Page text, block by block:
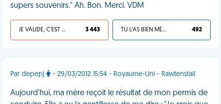
supers souvenirs." Ah. Bon. Merci. VDM
JE VALIDE, C'EST UNE VDM 3 443 TU L'AS BIEN MÉRITÉ 492
Par depepj - 29/03/2012 15:54 - Royaume-Uni - Rawtenstall
Aujourd'hui, ma mère reçoit le résultat de mon permis de